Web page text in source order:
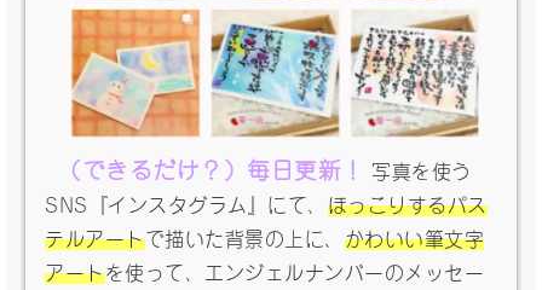
（できるだけ？）毎日更新！
写真を使う
SNS『インスタグラム』にて、 ほっこりするパス
テルアートで描いた背景の上に、 かわいい筆文字
アートを使って、エンジェルナンバーのメッセー